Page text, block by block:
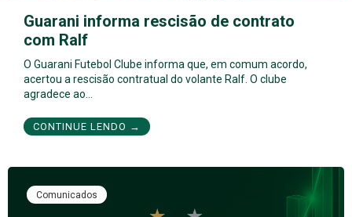
Guarani informa rescisão de contrato
com Ralf
O Guarani Futebol Clube informa que, em comum acordo,
acertou a rescisão contratual do volante Ralf. O clube
agradece ao…
CONTINUE LENDO →
Comunicados